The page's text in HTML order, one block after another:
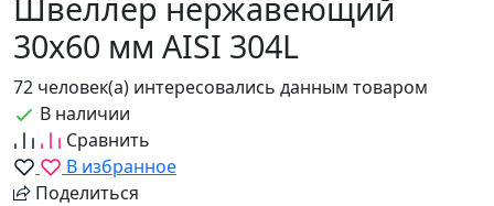
30х60 мм AISI 304L
72 человек(а) интересовались данным товаром
В наличии
Сравнить
В избранное
Поделиться